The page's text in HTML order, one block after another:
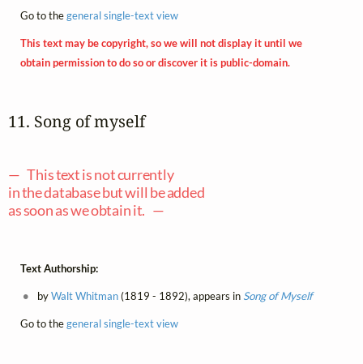
Go to thegeneral single-text view
This text may be copyright, so we will not display it until we
obtain permission to do so or discover it is public-domain.
11. Song of myself
— This text is not currently
in the database but will be added
as soon as we obtain it. —
Text Authorship:
byWalt Whitman(1819 - 1892), appears in Song of Myself
Go to thegeneral single-text view